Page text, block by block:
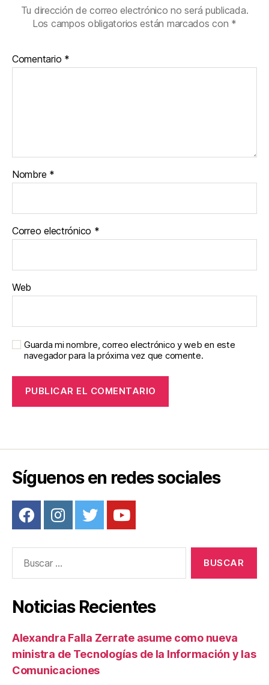
Tu dirección de correo electrónico no será publicada.
Los campos obligatorios están marcados con *
Comentario *
Nombre *
Correo electrónico *
Web
Guarda mi nombre, correo electrónico y web en este
navegador para la próxima vez que comente.
Síguenos en redes sociales
Noticias Recientes
Alexandra Falla Zerrate asume como nueva
ministra de Tecnologías de la Información y las
Comunicaciones